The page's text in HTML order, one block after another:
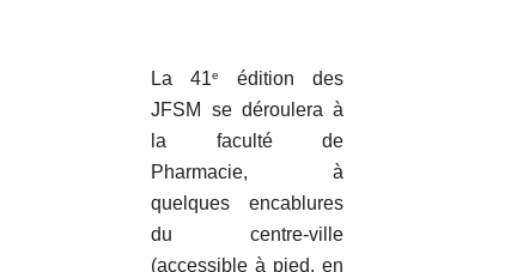
La 41e
édition des
JFSM se déroulera à
la faculté de
Pharmacie, à
quelques encablures
du centre-ville
(accessible à pied, en